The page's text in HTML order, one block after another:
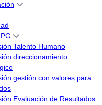
Talento Humano
direccionamiento
gestión con valores para
Evaluación de Resultados